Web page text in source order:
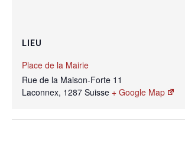
LIEU
Place de la Mairie
Rue de la Maison-Forte 11
Laconnex, 1287 Suisse + Google Map